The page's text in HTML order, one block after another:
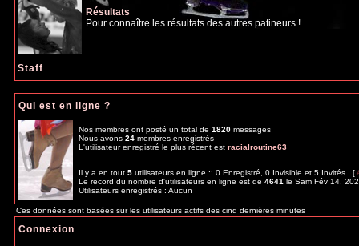
Résultats
Pour connaître les résultats des autres patineurs !
Staff
Qui est en ligne ?
Nos membres ont posté un total de 1820 messages
Nous avons 24 membres enregistrés
L'utilisateur enregistré le plus récent est racialroutine63
Il y a en tout 5 utilisateurs en ligne :: 0 Enregistré, 0 Invisible et 5 Invités [
Le record du nombre d'utilisateurs en ligne est de 4641 le Sam Fév 14,
Utilisateurs enregistrés : Aucun
Ces données sont basées sur les utilisateurs actifs des cinq dernières minutes
Connexion